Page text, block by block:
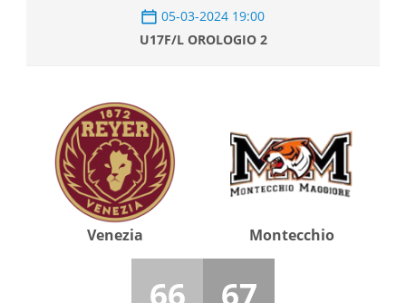
05-03-2024 19:00
U17F/L OROLOGIO 2
Venezia Montecchio
66 67